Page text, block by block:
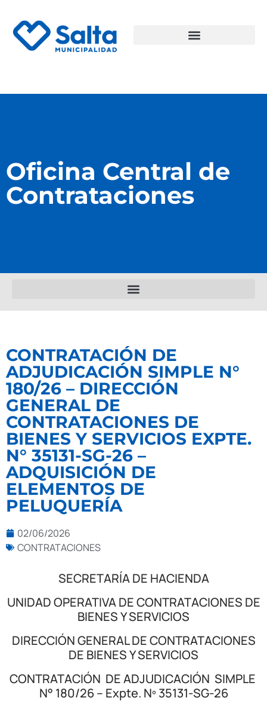
Oficina Central de
Contrataciones
CONTRATACIÓN DE
ADJUDICACIÓN SIMPLE N°
180/26 – DIRECCIÓN
GENERAL DE
CONTRATACIONES DE
BIENES Y SERVICIOS EXPTE.
N° 35131-SG-26 –
ADQUISICIÓN DE
ELEMENTOS DE
PELUQUERÍA
02/06/2026
CONTRATACIONES
SECRETARÍA DE HACIENDA
UNIDAD OPERATIVA DE CONTRATACIONES DE
BIENES Y SERVICIOS
DIRECCIÓN GENERAL DE CONTRATACIONES
DE BIENES Y SERVICIOS
CONTRATACIÓN DE ADJUDICACIÓN SIMPLE
N° 180/26 – Expte. Nº 35131-SG-26